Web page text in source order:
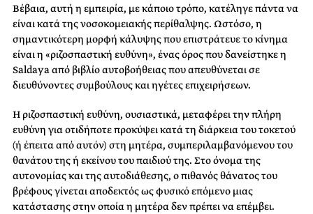
Βέβαια, αυτή η εμπειρία, με κάποιο τρόπο, κατέληγε πάντα να
είναι κατά της νοσοκομειακής περίθαλψης. Ωστόσο, η
σημαντικότερη μορφή κάλυψης που επιστράτευε το κίνημα
είναι η «ριζοσπαστική ευθύνη», ένας όρος που δανείστηκε η
Saldaya από βιβλίο αυτοβοήθειας που απευθύνεται σε
διευθύνοντες συμβούλους και ηγέτες επιχειρήσεων.
Η ριζοσπαστική ευθύνη, ουσιαστικά, μεταφέρει την πλήρη
ευθύνη για οτιδήποτε προκύψει κατά τη διάρκεια του τοκετού
(ή έπειτα από αυτόν) στη μητέρα, συμπεριλαμβανόμενου του
θανάτου της ή εκείνου του παιδιού της. Στο όνομα της
αυτονομίας και της αυτοδιάθεσης, ο πιθανός θάνατος του
βρέφους γίνεται αποδεκτός ως φυσικό επόμενο μιας
κατάστασης στην οποία η μητέρα δεν πρέπει να επέμβει.